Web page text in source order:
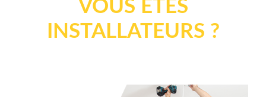
VOUS ÊTES
INSTALLATEURS ?